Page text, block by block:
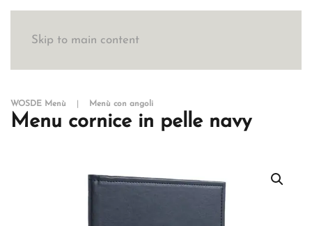
Skip to main content
WOSDE Menù Menù con angoli
Menu cornice in pelle navy